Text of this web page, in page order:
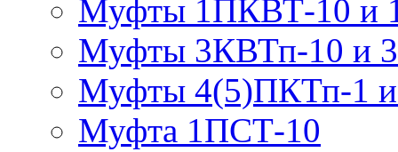
Муфты 1ПКВТ-10 и
Муфты 3КВТп-10 и
Муфты 4(5)ПКТп-1
Муфта 1ПСТ-10